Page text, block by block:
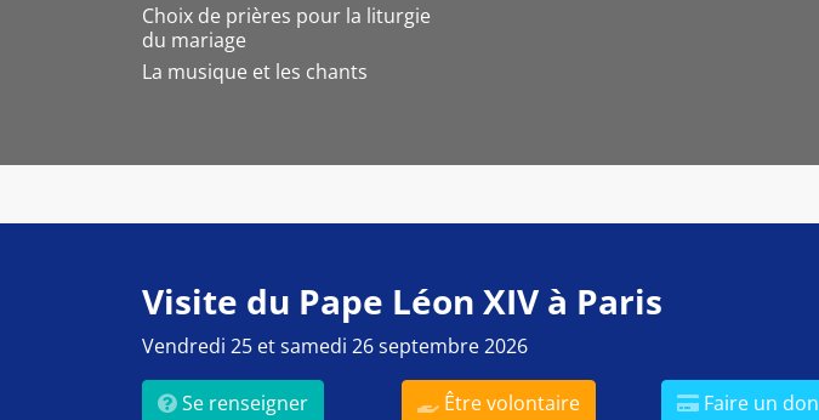
Choix de prières pour la liturgie
du mariage
La musique et les chants
Visite du Pape Léon XIV à Paris
Vendredi 25 et samedi 26 septembre 2026
Se renseigner Être volontaire Faire un don